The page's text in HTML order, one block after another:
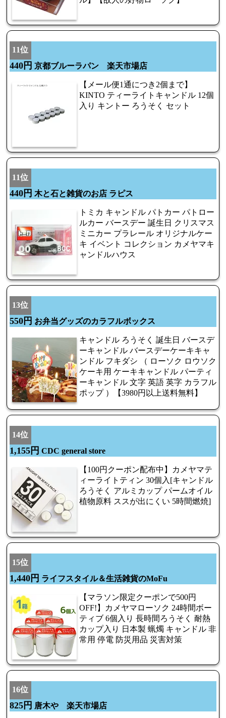
11位
440円 京都ブルーラパン 楽天市場店
【メール便1通につき2個まで】
KINTO ティーライトキャンドル 12個
入り キントー ろうそく セット
11位
440円 木と石と雑貨のお店 ラピス
トミカ キャンドル パトカー パトロー
ルカー バースデー 誕生日 クリスマス
ミニカー プラレール オリジナルケー
キ イベント コレクション カメヤマキ
ャンドルハウス
13位
550円 お弁当グッズのカラフルボックス
キャンドル ろうそく 誕生日 バースデ
ーキャンドル バースデーケーキキャ
ンドル フキダシ （ ローソク ロウソク
ケーキ用 ケーキキャンドル パーティ
ーキャンドル 文字 英語 英字 カラフル
ポップ ）【3980円以上送料無料】
14位
1,155円 CDC general store
【100円クーポン配布中】カメヤマテ
ィーライトティン 30個入[キャンドル
ろうそく アルミカップ パームオイル
植物原料 ススが出にくい 5時間燃焼]
15位
1,440円 ライフスタイル＆生活雑貨のMoFu
【マラソン限定クーポンで500円
OFF!】カメヤマローソク 24時間ボー
ティブ 6個入り 長時間ろうそく 耐熱
カップ入り 日本製 蝋燭 キャンドル 非
常用 停電 防災用品 災害対策
16位
825円 唐木や 楽天市場店